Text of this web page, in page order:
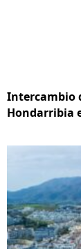
Intercambio
Hondarribia